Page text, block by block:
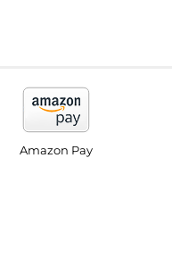
Amazon Pay